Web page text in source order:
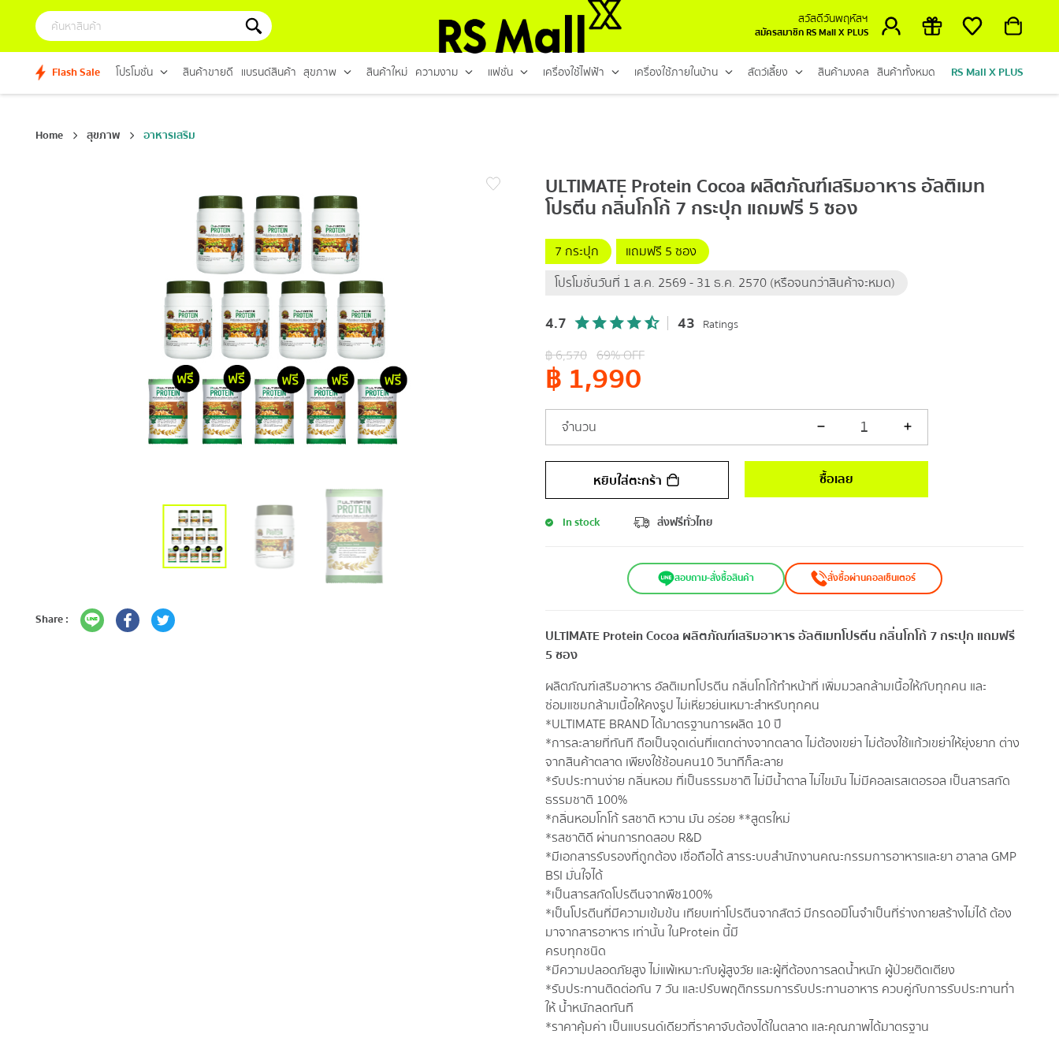
สวัสดีวันพฤหัสฯ
สมัครสมาชิก RS Mall X PLUS
Flash Sale โปรโมชั่น สินค้าขายดี แบรนด์สินค้า สุขภาพ สินค้าใหม่ ความงาม แฟชั่น เครื่องใช้ไฟฟ้า เครื่องใช้ภายในบ้าน สัตว์เลี้ยง สินค้ามงคล สินค้าทั้งหมด RS Mall X PLUS
Home สุขภาพ อาหารเสริม
Share :
ULTIMATE Protein Cocoa ผลิตภัณฑ์เสริมอาหาร อัลติเมท
โปรตีน กลิ่นโกโก้ 7 กระปุก แถมฟรี 5 ซอง
7 กระปุก
แถมฟรี 5 ซอง
โปรโมชั่นวันที่ 1 ส.ค. 2569 - 31 ธ.ค. 2570 (หรือจนกว่าสินค้าจะหมด)
4.7 43 Ratings
฿6,570 69% OFF
฿ 1,990
จำนวน 1
หยิบใส่ตะกร้า ซื้อเลย
In stock ส่งฟรีทั่วไทย
สอบถาม-สั่งซื้อสินค้า สั่งซื้อผ่านคอลเซ็นเตอร์
ULTIMATE Protein Cocoa ผลิตภัณฑ์เสริมอาหาร อัลติเมทโปรตีน กลิ่นโกโก้ 7 กระปุก แถมฟรี
5 ซอง
ผลิตภัณฑ์เสริมอาหาร อัลติเมทโปรตีน กลิ่นโกโก้ ทำหน้าที่ เพิ่มมวลกล้ามเนื้อให้กับทุกคน และ
ซ่อมแซมกล้ามเนื้อให้คงรูป ไม่เหี่ยวย่น เหมาะสำหรับทุกคน
*ULTIMATE BRAND ได้มาตรฐานการผลิต 10 ปี
*การละลายที่ทันที ถือเป็นจุดเด่นที่แตกต่างจากตลาด ไม่ต้องเขย่า ไม่ต้องใช้แก้วเขย่าให้ยุ่งยาก ต่าง
จากสินค้าตลาด เพียงใช้ช้อนคน10 วินาทีก็ละลาย
*รับประทานง่าย กลิ่นหอม ที่เป็นธรรมชาติ ไม่มีน้ำตาล ไม่ไขมัน ไม่มีคอลเรสเตอรอล เป็นสารสกัด
ธรรมชาติ 100%
*กลิ่นหอมโกโก้ รสชาติ หวาน มัน อร่อย **สูตรใหม่
*รสชาติดี ผ่านการทดสอบ R&D
*มีเอกสารรับรองที่ถูกต้อง เชื่อถือได้ สารระบบสำนักงานคณะกรรมการอาหารและยา ฮาลาล GMP
BSI มั่นใจได้
*เป็นสารสกัดโปรตีนจากพืช100%
*เป็นโปรตีนที่มีความเข้มข้น เทียบเท่าโปรตีนจากสัตว์ มีกรดอมิโนจำเป็นที่ร่างกายสร้างไม่ได้ ต้อง
มาจากสารอาหาร เท่านั้น ในProtein นี้มี
ครบทุกชนิด
*มีความปลอดภัยสูง ไม่แพ้เหมาะกับผู้สูงวัย และผู้ที่ต้องการลดน้ำหนัก ผู้ป่วยติดเตียง
*รับประทานติดต่อกัน 7 วัน และปรับพฤติกรรมการรับประทานอาหาร ควบคู่กับการรับประทานท่ำ
ให้ น้ำหนักลดทันที
*ราคาคุ้มค่า เป็นแบรนด์เดียวที่ราคาจับต้องได้ในตลาด และคุณภาพได้มาตรฐาน